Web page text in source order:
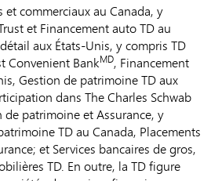
et commerciaux au Canada, y
et Financement auto TD au
aux États-Unis, y compris TD
Convenient BankMD, Financement
Gestion de patrimoine TD aux
dans The Charles Schwab
de patrimoine et Assurance, y
TD au Canada, Placements
et Services bancaires de gros,
TD. En outre, la TD figure